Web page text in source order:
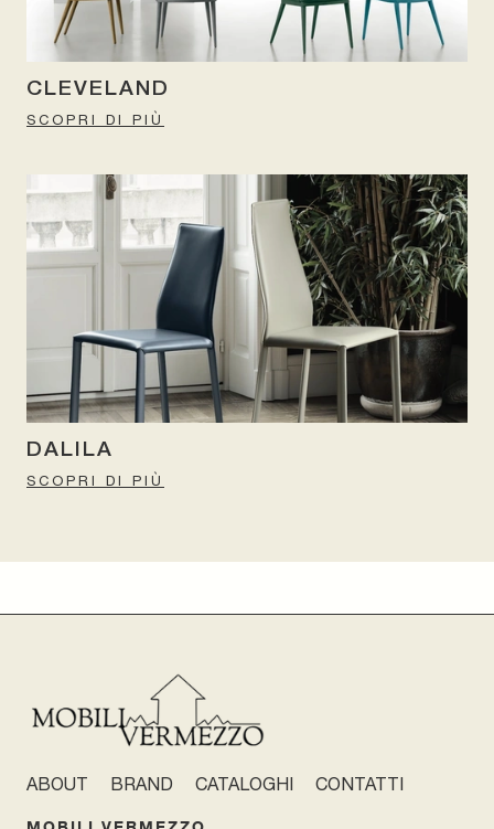
CLEVELAND
SCOPRI DI PIÙ
DALILA
SCOPRI DI PIÙ
ABOUT BRAND CATALOGHI CONTATTI